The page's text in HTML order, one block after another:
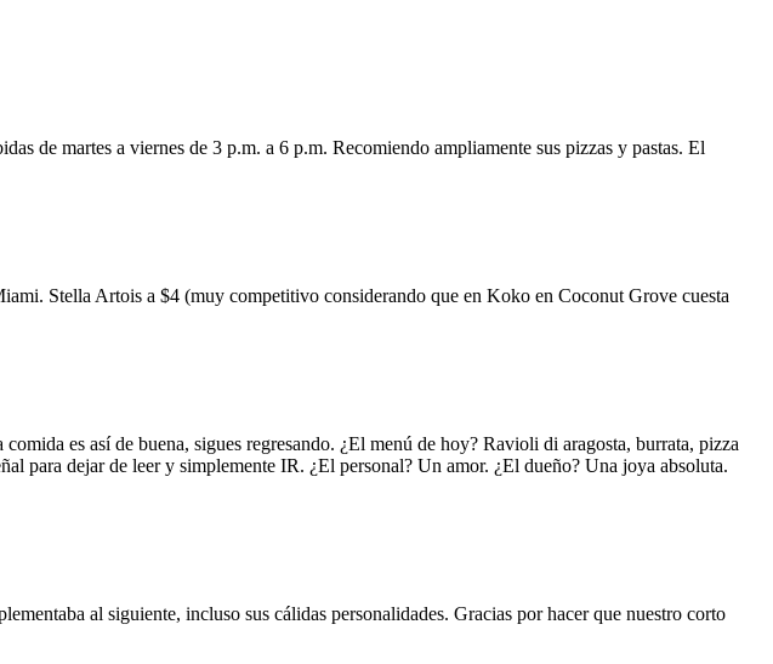
de martes a viernes de 3 p.m. a 6 p.m. Recomiendo ampliamente sus pizzas y pastas. El
Stella Artois a $4 (muy competitivo considerando que en Koko en Coconut Grove cuesta
es así de buena, sigues regresando. ¿El menú de hoy? Ravioli di aragosta, burrata, pizza
para dejar de leer y simplemente IR. ¿El personal? Un amor. ¿El dueño? Una joya absoluta.
al siguiente, incluso sus cálidas personalidades. Gracias por hacer que nuestro corto